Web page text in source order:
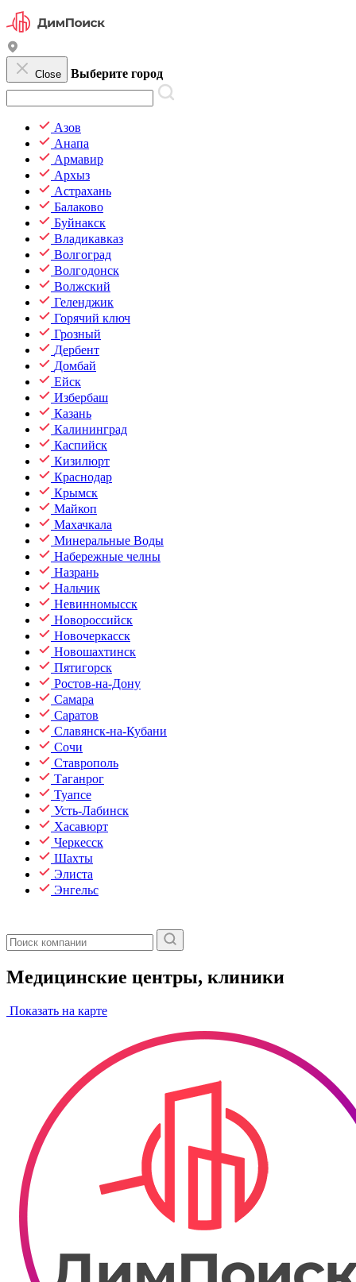
Close Выберите город
Азов
Анапа
Армавир
Архыз
Астрахань
Балаково
Буйнакск
Владикавказ
Волгоград
Волгодонск
Волжский
Геленджик
Горячий ключ
Грозный
Дербент
Домбай
Ейск
Избербаш
Казань
Калининград
Каспийск
Кизилюрт
Краснодар
Крымск
Майкоп
Махачкала
Минеральные Воды
Набережные челны
Назрань
Нальчик
Невинномысск
Новороссийск
Новочеркасск
Новошахтинск
Пятигорск
Ростов-на-Дону
Самара
Саратов
Славянск-на-Кубани
Сочи
Ставрополь
Таганрог
Туапсе
Усть-Лабинск
Хасавюрт
Черкесск
Шахты
Элиста
Энгельс
Медицинские центры, клиники
Показать на карте